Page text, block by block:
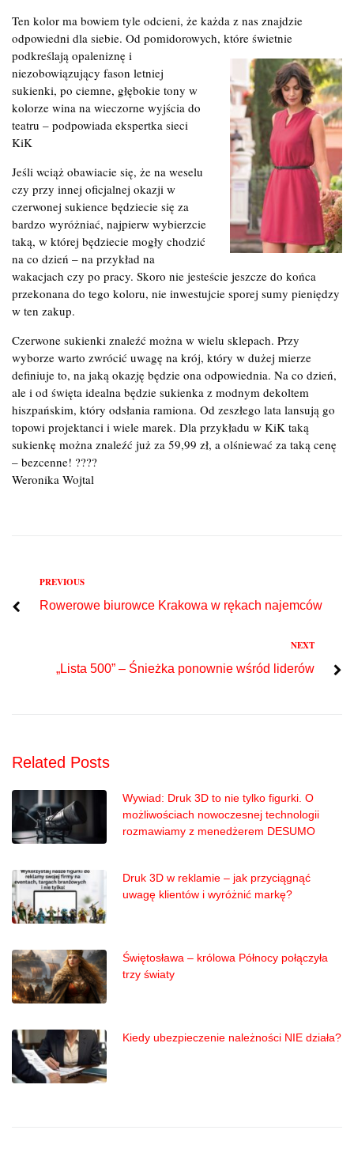
Ten kolor ma bowiem tyle odcieni, że każda z nas znajdzie
odpowiedni dla siebie. Od pomidorowych, które świetnie
podkreślają opaleniznę i
niezobowiązujący fason letniej
sukienki, po ciemne, głębokie tony w
kolorze wina na wieczorne wyjścia do
teatru – podpowiada ekspertka sieci
KiK
Jeśli wciąż obawiacie się, że na weselu
czy przy innej oficjalnej okazji w
czerwonej sukience będziecie się za
bardzo wyróżniać, najpierw wybierzcie
taką, w której będziecie mogły chodzić
na co dzień – na przykład na
wakacjach czy po pracy. Skoro nie jesteście jeszcze do końca
przekonana do tego koloru, nie inwestujcie sporej sumy pieniędzy
w ten zakup.
Czerwone sukienki znaleźć można w wielu sklepach. Przy
wyborze warto zwrócić uwagę na krój, który w dużej mierze
definiuje to, na jaką okazję będzie ona odpowiednia. Na co dzień,
ale i od święta idealna będzie sukienka z modnym dekoltem
hiszpańskim, który odsłania ramiona. Od zeszłego lata lansują go
topowi projektanci i wiele marek. Dla przykładu w KiK taką
sukienkę można znaleźć już za 59,99 zł, a olśniewać za taką cenę
– bezcenne! ????
Weronika Wojtal
Nawigacja
wpisu
Previous
PREVIOUS
Rowerowe biurowce Krakowa w rękach najemców
NEXT
„Lista 500” – Śnieżka ponownie wśród liderów
Related Posts
Wywiad: Druk 3D to nie tylko figurki. O
możliwościach nowoczesnej technologii
rozmawiamy z menedżerem DESUMO
Druk 3D w reklamie – jak przyciągnąć
uwagę klientów i wyróżnić markę?
Świętosława – królowa Północy połączyła
trzy światy
Kiedy ubezpieczenie należności NIE działa?